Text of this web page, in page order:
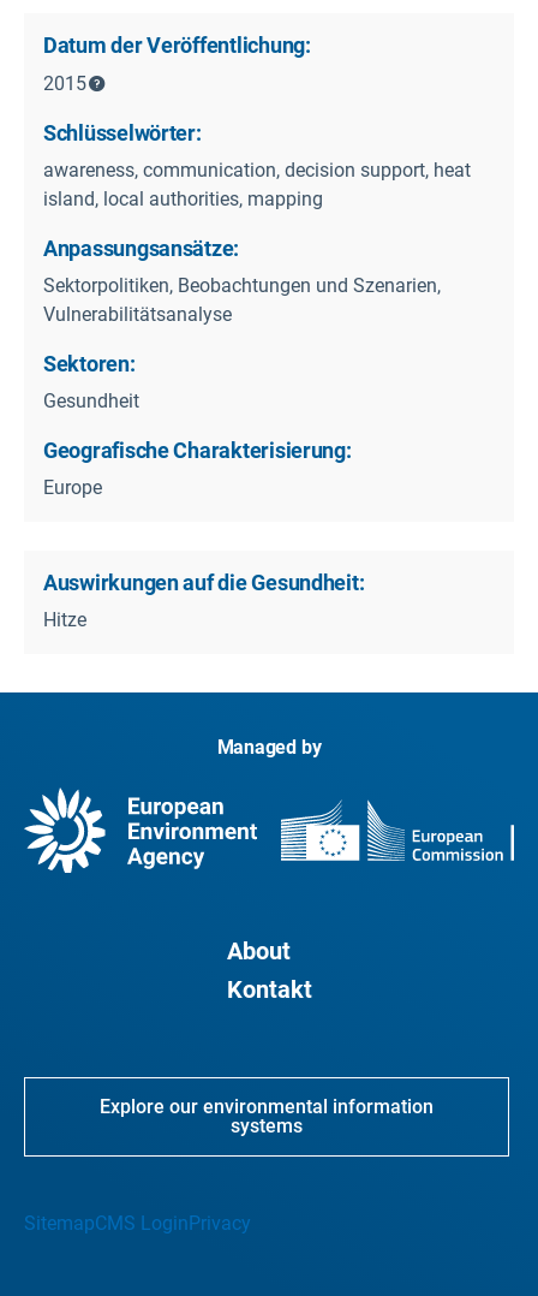
Datum der Veröffentlichung:
2015
Schlüsselwörter:
awareness, communication, decision support, heat
island, local authorities, mapping
Anpassungsansätze:
Sektorpolitiken, Beobachtungen und Szenarien,
Vulnerabilitätsanalyse
Sektoren:
Gesundheit
Geografische Charakterisierung:
Europe
Auswirkungen auf die Gesundheit:
Hitze
Managed by
About
Kontakt
Explore our environmental information
systems
SitemapCMS Login Privacy